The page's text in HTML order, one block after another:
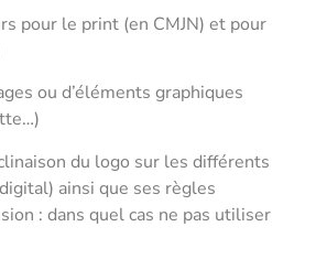
pour le print (en CMJN) et pour
ou d’éléments graphiques
du logo sur les différents
ainsi que ses règles
: dans quel cas ne pas utiliser